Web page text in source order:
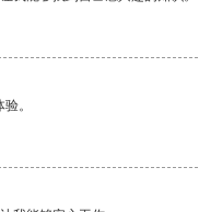
。